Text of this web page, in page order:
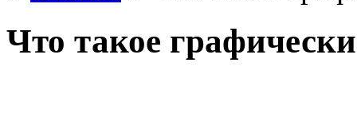
Что такое